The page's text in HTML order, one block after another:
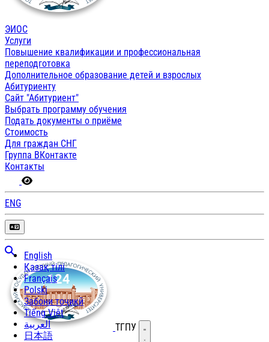
ЭИОС
Услуги
Повышение квалификации и профессиональная
переподготовка
Дополнительное образование детей и взрослых
Абитуриенту
Сайт "Абитуриент"
Выбрать программу обучения
Подать документы о приёме
Стоимость
Для граждан СНГ
Группа ВКонтакте
Контакты
ENG
English
Қазақ тілі
Français
Polski
Забони тоҷикӣ
Tiếng Việt
العربية
日本語
ТГПУ Открыть меню